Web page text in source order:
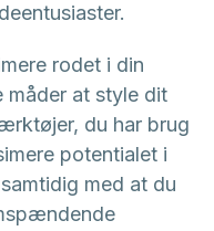
rodet i din
måder at style dit
du har brug
potentialet i
med at du